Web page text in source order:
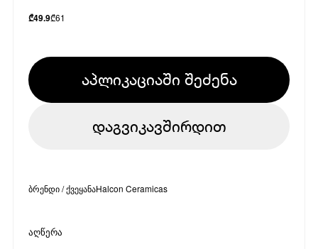
₾49.9₾61
აპლიკაციაში შეძენა
დაგვიკავშირდით
ბრენდი / ქვეყანაHalcon Ceramicas
აღწერა